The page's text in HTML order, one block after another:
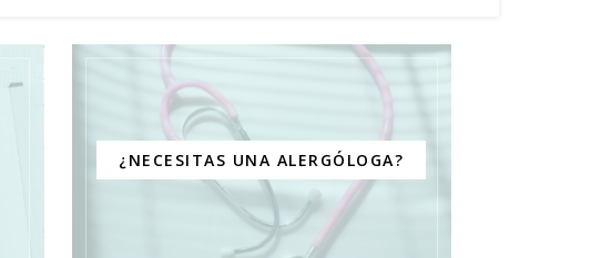
¿NECESITAS UNA ALERGÓLOGA?